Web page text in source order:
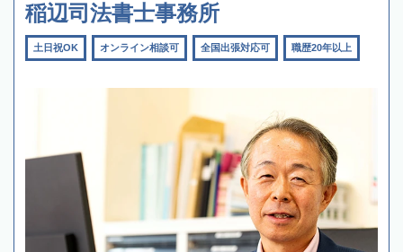
稲辺司法書士事務所
土日祝OK オンライン相談可 全国出張対応可 職歴20年以上